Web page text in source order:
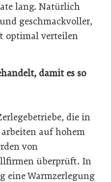
lang. Natürlich
geschmackvoller,
optimal verteilen
damit es so
die in
auf hohem
von
überprüft. In
eine Warmzerlegung